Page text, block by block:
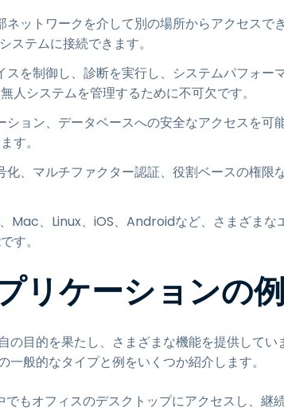
ットワークを介して別の場所からアクセスでき
テムに接続できます。
を制御し、診断を実行し、システムパフォー
システムを管理するために不可欠です。
ョン、データベースへの安全なアクセスを可
す。
、マルチファクター認証、役割ベースの権限
Mac、Linux、iOS、Androidなど、さまざまな
す。
リケーションの例
の目的を果たし、さまざまな機能を提供してい
般的なタイプと例をいくつか紹介します。
もオフィスのデスクトップにアクセスし、継